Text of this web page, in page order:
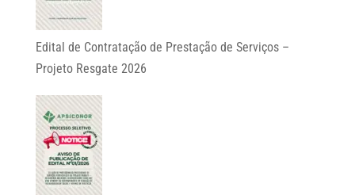
Edital de Contratação de Prestação de Serviços –
Projeto Resgate 2026